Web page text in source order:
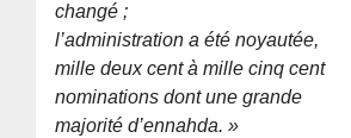
changé ;
l’administration a été noyautée,
mille deux cent à mille cinq cent
nominations dont une grande
majorité d’ennahda. »